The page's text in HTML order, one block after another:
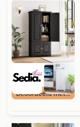
Beoordeeld met 9+